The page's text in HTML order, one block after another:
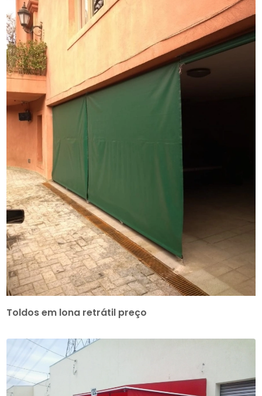
Toldos em lona retrátil preço